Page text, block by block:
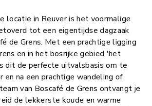
locatie in Reuver is het voormalige
tot een eigentijdse dagzaak
de Grens. Met een prachtige ligging
en in het bosrijke gebied 'het
dit de perfecte uitvalsbasis om te
en na een prachtige wandeling of
van Boscafé de Grens ontvangt je
de lekkerste koude en warme